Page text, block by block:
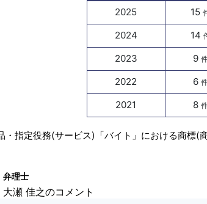
2025
15
2024 14
2023 9
2022 6
2021 8
・指定役務(サービス)「バイト」における商標(
弁理士
大瀬 佳之のコメント